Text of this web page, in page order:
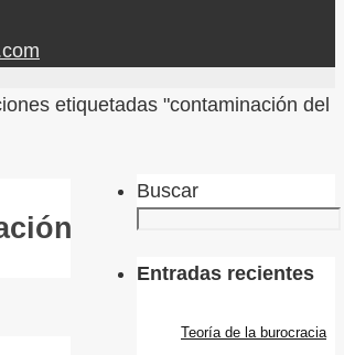
etiquetadas "contaminación del
Buscar
Entradas recientes
Teoría de la burocracia